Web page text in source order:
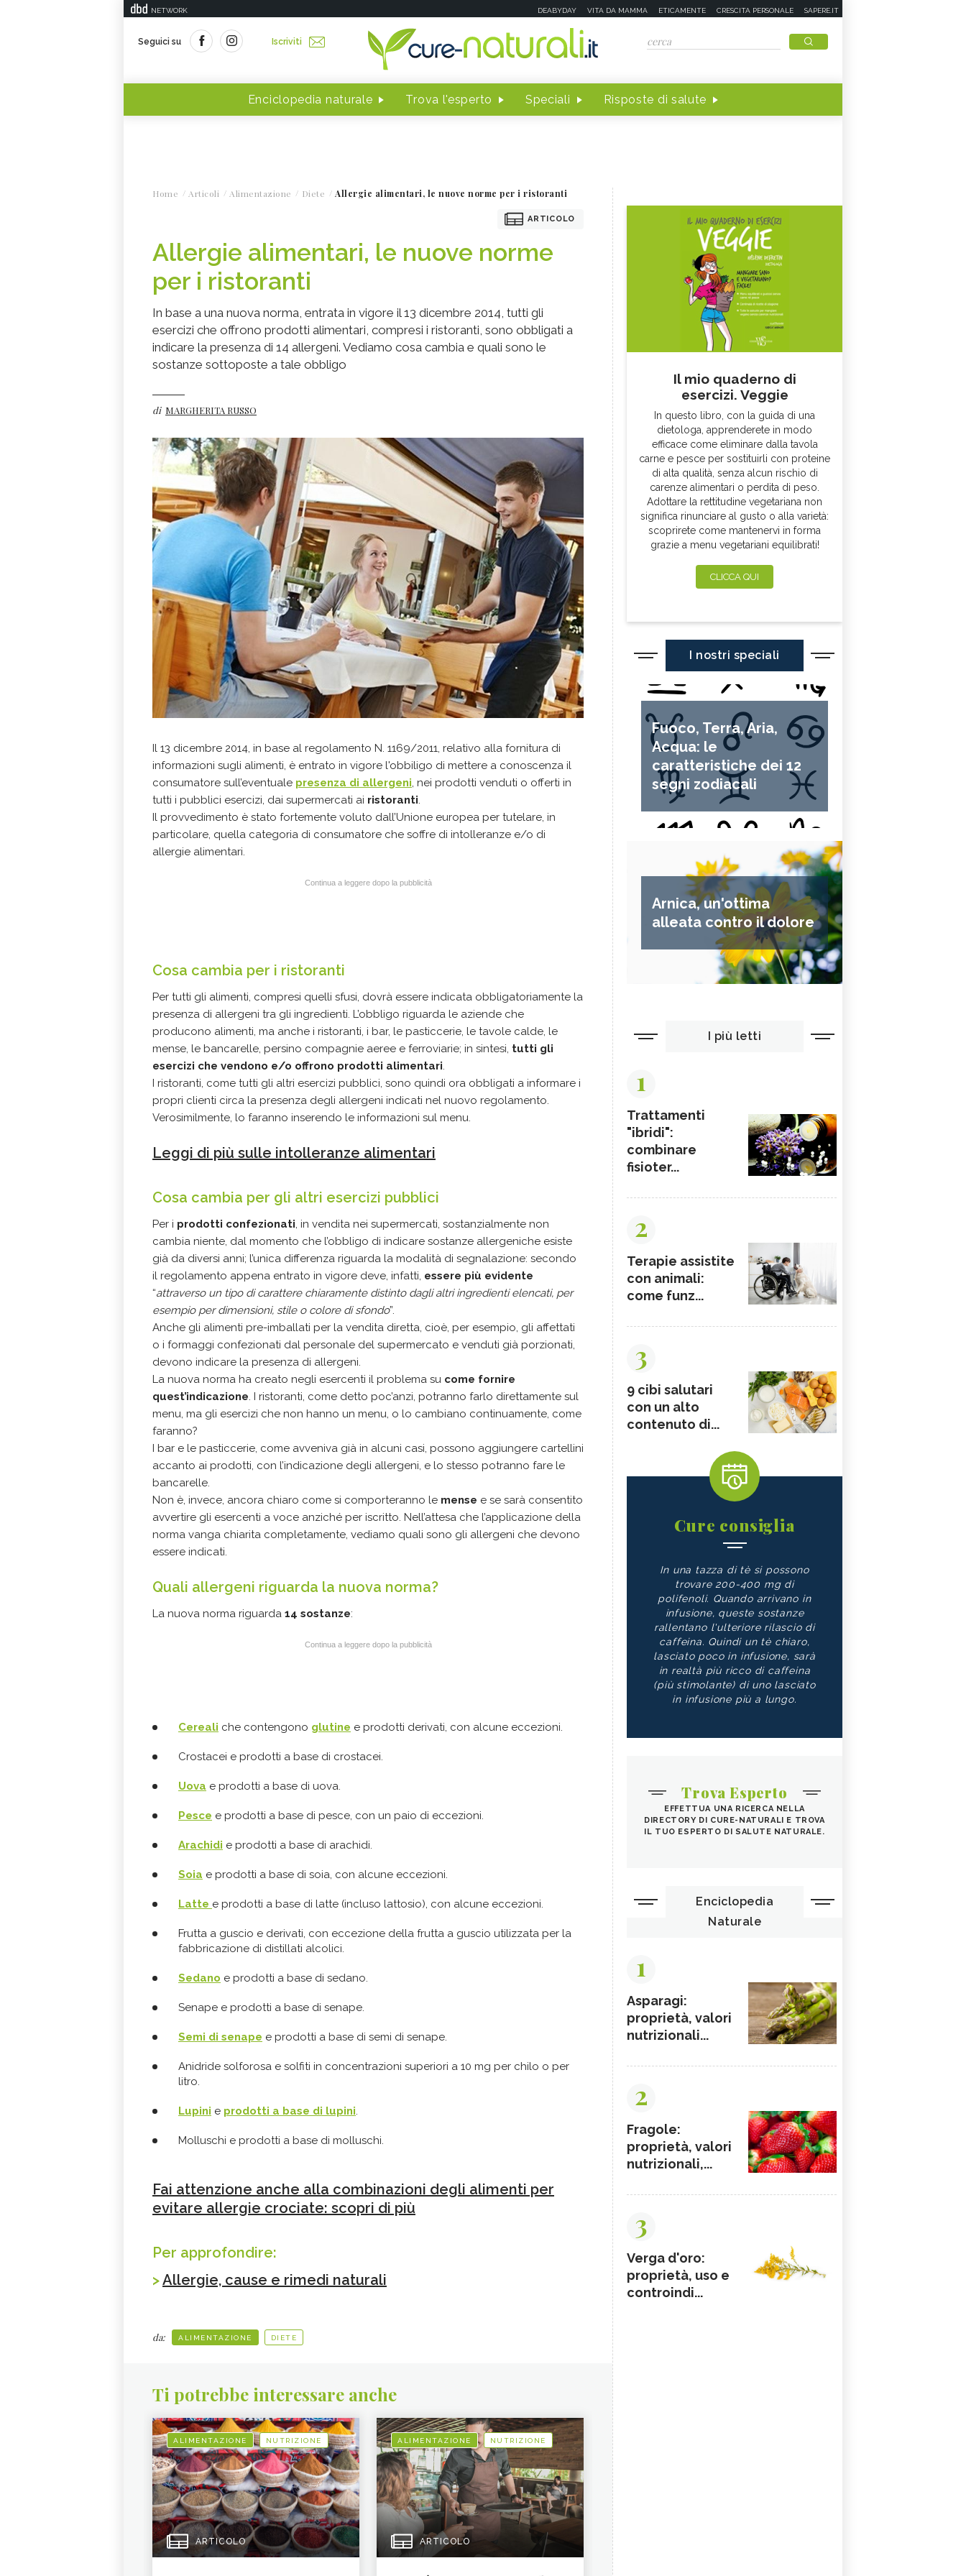
NETWORK DEABYDAY VITA DA MAMMA ETICAMENTE CRESCITA PERSONALE SAPERE.IT
Seguici su Iscriviti
Enciclopedia naturale Trova l'esperto Speciali Risposte di salute
Home Articoli Alimentazione Diete Allergie alimentari, le nuove norme per i ristoranti
ARTICOLO
Allergie alimentari, le nuove norme
per i ristoranti
In base a una nuova norma, entrata in vigore il 13 dicembre 2014, tutti gli
esercizi che offrono prodotti alimentari, compresi i ristoranti, sono obbligati a
indicare la presenza di 14 allergeni. Vediamo cosa cambia e quali sono le
sostanze sottoposte a tale obbligo
di MARGHERITA RUSSO
Il 13 dicembre 2014, in base al regolamento N. 1169/2011, relativo alla fornitura di
informazioni sugli alimenti, è entrato in vigore l'obbiligo di mettere a conoscenza il
consumatore sull’eventuale presenza di allergeni, nei prodotti venduti o offerti in
tutti i pubblici esercizi, dai supermercati ai ristoranti.
Il provvedimento è stato fortemente voluto dall’Unione europea per tutelare, in
particolare, quella categoria di consumatore che soffre di intolleranze e/o di
allergie alimentari.
Continua a leggere dopo la pubblicità
Cosa cambia per i ristoranti
Per tutti gli alimenti, compresi quelli sfusi, dovrà essere indicata obbligatoriamente la
presenza di allergeni tra gli ingredienti. L’obbligo riguarda le aziende che
producono alimenti, ma anche i ristoranti, i bar, le pasticcerie, le tavole calde, le
mense, le bancarelle, persino compagnie aeree e ferroviarie; in sintesi, tutti gli
esercizi che vendono e/o offrono prodotti alimentari.
I ristoranti, come tutti gli altri esercizi pubblici, sono quindi ora obbligati a informare i
propri clienti circa la presenza degli allergeni indicati nel nuovo regolamento.
Verosimilmente, lo faranno inserendo le informazioni sul menu.
Leggi di più sulle intolleranze alimentari
Cosa cambia per gli altri esercizi pubblici
Per i prodotti confezionati, in vendita nei supermercati, sostanzialmente non
cambia niente, dal momento che l’obbligo di indicare sostanze allergeniche esiste
già da diversi anni; l’unica differenza riguarda la modalità di segnalazione: secondo
il regolamento appena entrato in vigore deve, infatti, essere più evidente
“attraverso un tipo di carattere chiaramente distinto dagli altri ingredienti elencati, per
esempio per dimensioni, stile o colore di sfondo”.
Anche gli alimenti pre-imballati per la vendita diretta, cioè, per esempio, gli affettati
o i formaggi confezionati dal personale del supermercato e venduti già porzionati,
devono indicare la presenza di allergeni.
La nuova norma ha creato negli esercenti il problema su come fornire
quest’indicazione. I ristoranti, come detto poc’anzi, potranno farlo direttamente sul
menu, ma gli esercizi che non hanno un menu, o lo cambiano continuamente, come
faranno?
I bar e le pasticcerie, come avveniva già in alcuni casi, possono aggiungere cartellini
accanto ai prodotti, con l’indicazione degli allergeni, e lo stesso potranno fare le
bancarelle.
Non è, invece, ancora chiaro come si comporteranno le mense e se sarà consentito
avvertire gli esercenti a voce anziché per iscritto. Nell’attesa che l’applicazione della
norma vanga chiarita completamente, vediamo quali sono gli allergeni che devono
essere indicati.
Quali allergeni riguarda la nuova norma?
La nuova norma riguarda 14 sostanze:
Continua a leggere dopo la pubblicità
Cereali che contengono glutine e prodotti derivati, con alcune eccezioni.
Crostacei e prodotti a base di crostacei.
Uova e prodotti a base di uova.
Pesce e prodotti a base di pesce, con un paio di eccezioni.
Arachidi e prodotti a base di arachidi.
Soia e prodotti a base di soia, con alcune eccezioni.
Latte e prodotti a base di latte (incluso lattosio), con alcune eccezioni.
Frutta a guscio e derivati, con eccezione della frutta a guscio utilizzata per la
fabbricazione di distillati alcolici.
Sedano e prodotti a base di sedano.
Senape e prodotti a base di senape.
Semi di senape e prodotti a base di semi di senape.
Anidride solforosa e solfiti in concentrazioni superiori a 10 mg per chilo o per
litro.
Lupini e prodotti a base di lupini.
Molluschi e prodotti a base di molluschi.
Fai attenzione anche alla combinazioni degli alimenti per
evitare allergie crociate: scopri di più
Per approfondire:
>Allergie, cause e rimedi naturali
da: ALIMENTAZIONE DIETE
Ti potrebbe interessare anche
ALIMENTAZIONE NUTRIZIONE
ARTICOLO
ALIMENTAZIONE NUTRIZIONE
ARTICOLO
Il mio quaderno di
esercizi. Veggie
In questo libro, con la guida di una
dietologa, apprenderete in modo
efficace come eliminare dalla tavola
carne e pesce per sostituirli con proteine
di alta qualità, senza alcun rischio di
carenze alimentari o perdita di peso.
Adottare la rettitudine vegetariana non
significa rinunciare al gusto o alla varietà:
scoprirete come mantenervi in forma
grazie a menu vegetariani equilibrati!
CLICCA QUI
I nostri speciali
Fuoco, Terra, Aria,
Acqua: le
caratteristiche dei 12
segni zodiacali
Arnica, un'ottima
alleata contro il dolore
I più letti
1
Trattamenti
"ibridi":
combinare
fisioter...
2
Terapie assistite
con animali:
come funz...
3
9 cibi salutari
con un alto
contenuto di...
Cure consiglia
In una tazza di tè si possono
trovare 200-400 mg di
polifenoli. Quando arrivano in
infusione, queste sostanze
rallentano l'ulteriore rilascio di
caffeina. Quindi un tè chiaro,
lasciato poco in infusione, sarà
in realtà più ricco di caffeina
(più stimolante) di uno lasciato
in infusione più a lungo.
Trova Esperto
EFFETTUA UNA RICERCA NELLA
DIRECTORY DI CURE-NATURALI E TROVA
IL TUO ESPERTO DI SALUTE NATURALE.
Enciclopedia
Naturale
1
Asparagi:
proprietà, valori
nutrizionali...
2
Fragole:
proprietà, valori
nutrizionali,...
3
Verga d'oro:
proprietà, uso e
controindi...